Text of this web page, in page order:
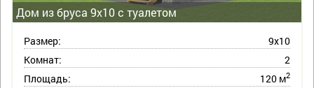
Дом из бруса 9х10 с туалетом
Размер:
9х10
Комнат:
2
Площадь:
120 м2